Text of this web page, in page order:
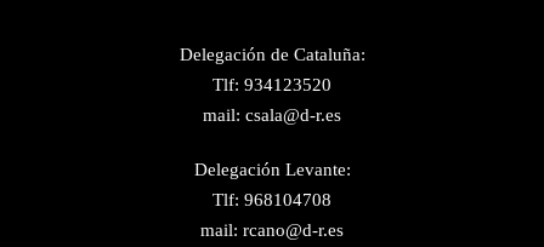
Delegación de Cataluña:
Tlf: 934123520
mail: csala@d-r.es
Delegación Levante:
Tlf: 968104708
mail: rcano@d-r.es